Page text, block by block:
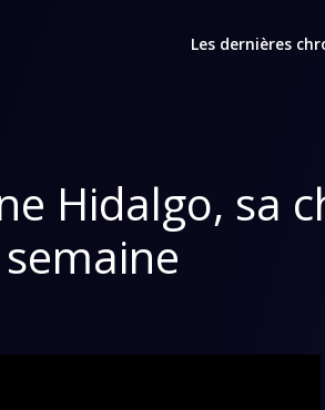
Les dernières
Hidalgo, sa